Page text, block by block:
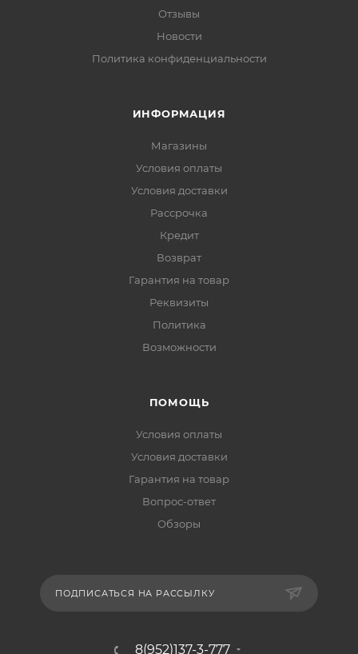
Отзывы
Новости
Политика конфиденциальности
ИНФОРМАЦИЯ
Магазины
Условия оплаты
Условия доставки
Рассрочка
Кредит
Возврат
Гарантия на товар
Реквизиты
Политика
Возможности
ПОМОЩЬ
Условия оплаты
Условия доставки
Гарантия на товар
Вопрос-ответ
Обзоры
ПОДПИСАТЬСЯ НА РАССЫЛКУ
8(952)137-3-777